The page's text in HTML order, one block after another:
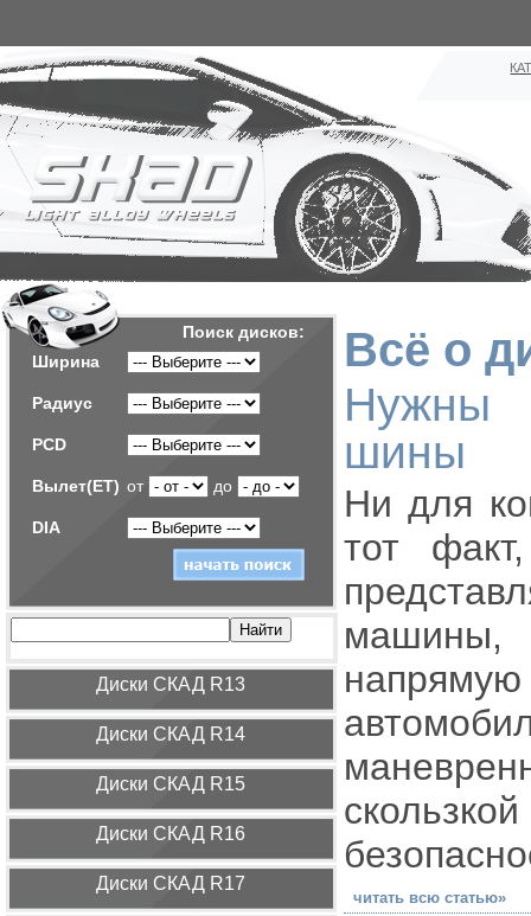
Поиск дисков:
Ширина
Радиус
PCD
Вылет(ET) от до
DIA
Диcки СКАД R13
Диcки СКАД R14
Диcки СКАД R15
Диcки СКАД R16
Диcки СКАД R17
Всё о
Нужны
шины
Ни для
тот
машины,
читать всю статью»